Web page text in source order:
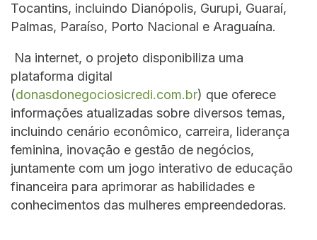
Tocantins, incluindo Dianópolis, Gurupi, Guaraí,
Palmas, Paraíso, Porto Nacional e Araguaína.
Na internet, o projeto disponibiliza uma
plataforma digital
(donasdonegociosicredi.com.br) que oferece
informações atualizadas sobre diversos temas,
incluindo cenário econômico, carreira, liderança
feminina, inovação e gestão de negócios,
juntamente com um jogo interativo de educação
financeira para aprimorar as habilidades e
conhecimentos das mulheres empreendedoras.